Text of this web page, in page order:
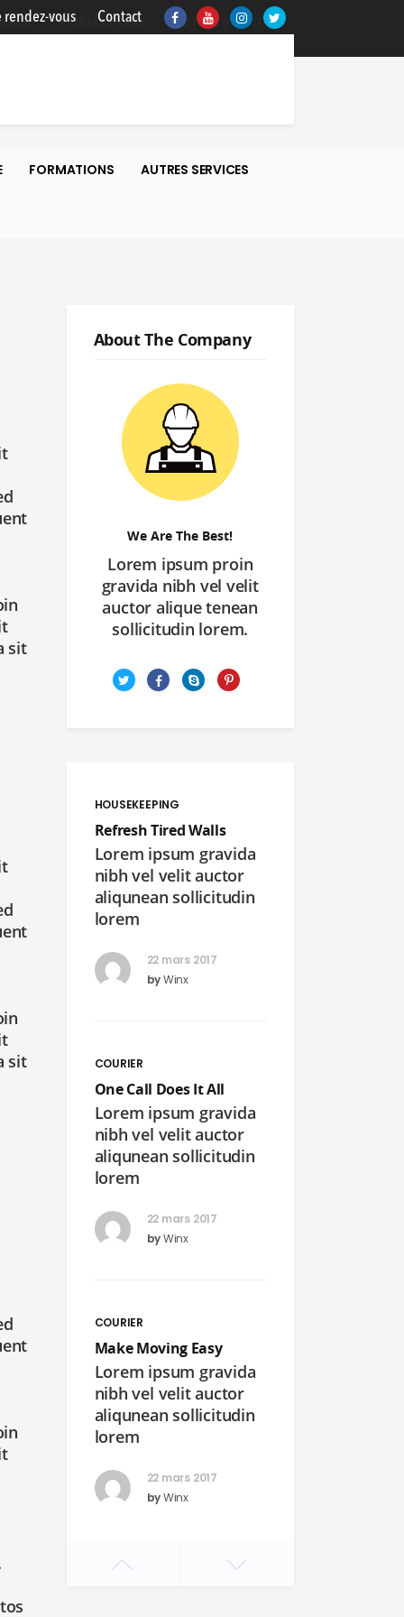
rendez-vous Contact
FORMATIONS AUTRES SERVICES
FORMATIONS AUTRES SERVICES
sit
sit
About The Company
We Are The Best!
Lorem ipsum proin
gravida nibh vel velit
auctor alique tenean
sollicitudin lorem.
HOUSEKEEPING
Refresh Tired Walls
Lorem ipsum gravida
nibh vel velit auctor
aliqunean sollicitudin
lorem
22 mars 2017
byWinx
COURIER
One Call Does It All
Lorem ipsum gravida
nibh vel velit auctor
aliqunean sollicitudin
lorem
22 mars 2017
byWinx
COURIER
Make Moving Easy
Lorem ipsum gravida
nibh vel velit auctor
aliqunean sollicitudin
lorem
22 mars 2017
byWinx